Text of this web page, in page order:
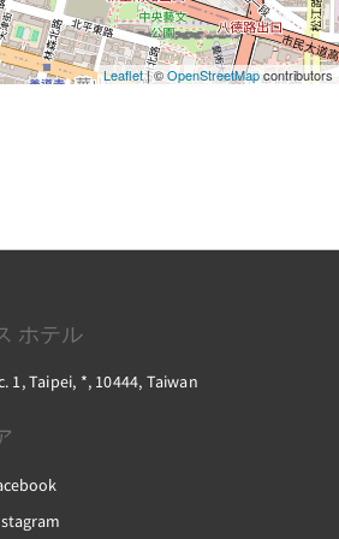
Leaflet| ©OpenStreetMapcontributors
ホテル
1, Taipei, *, 10444, Taiwan